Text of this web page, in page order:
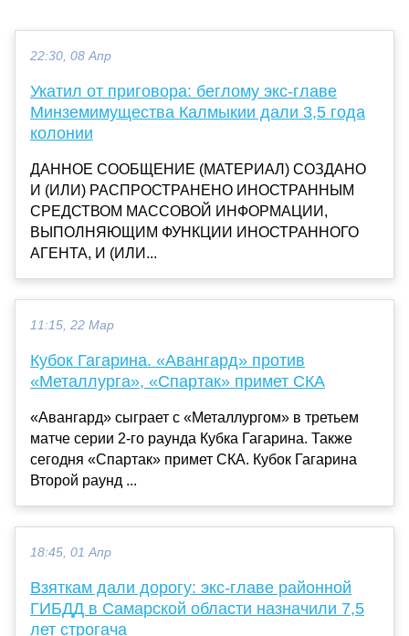
22:30, 08 Апр
Укатил от приговора: беглому экс-главе
Минземимущества Калмыкии дали 3,5 года
колонии
ДАННОЕ СООБЩЕНИЕ (МАТЕРИАЛ) СОЗДАНО
И (ИЛИ) РАСПРОСТРАНЕНО ИНОСТРАННЫМ
СРЕДСТВОМ МАССОВОЙ ИНФОРМАЦИИ,
ВЫПОЛНЯЮЩИМ ФУНКЦИИ ИНОСТРАННОГО
АГЕНТА, И (ИЛИ...
11:15, 22 Мар
Кубок Гагарина. «Авангард» против
«Металлурга», «Спартак» примет СКА
«Авангард» сыграет с «Металлургом» в третьем
матче серии 2-го раунда Кубка Гагарина. Также
сегодня «Спартак» примет СКА. Кубок Гагарина
Второй раунд ...
18:45, 01 Апр
Взяткам дали дорогу: экс-главе районной
ГИБДД в Самарской области назначили 7,5
лет строгача